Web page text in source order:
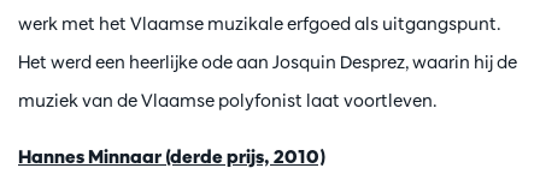
werk met het Vlaamse muzikale erfgoed als uitgangspunt.
Het werd een heerlijke ode aan Josquin Desprez, waarin hij de
muziek van de Vlaamse polyfonist laat voortleven.
Hannes Minnaar (derde prijs, 2010)